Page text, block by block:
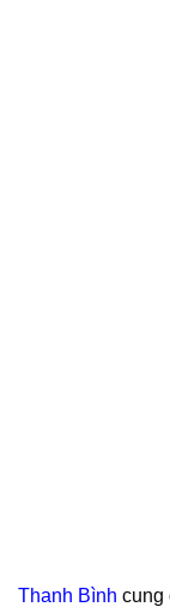
Thanh Bình cung